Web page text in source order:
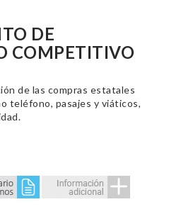
DE
COMPETITIVO
de las compras estatales
teléfono, pasajes y viáticos,